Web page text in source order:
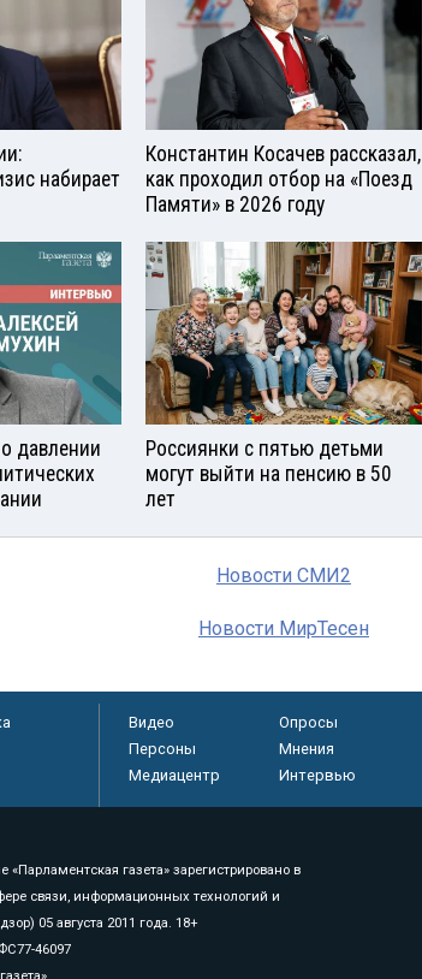
набирает
Константин Косачев рассказал,
как проходил отбор на «Поезд
Памяти» в 2026 году
давлении
Россиянки с пятью детьми
могут выйти на пенсию в 50
лет
Новости СМИ2
Новости МирТесен
Видео Опросы
Персоны
Мнения
Медиацентр
Интервью
газета» зарегистрировано в
связи, информационных технологий и
05 августа 2011 года. 18+
46097